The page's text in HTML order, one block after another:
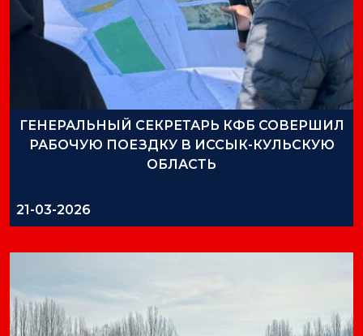
ГЕНЕРАЛЬНЫЙ СЕКРЕТАРЬ КФБ СОВЕРШИЛ
РАБОЧУЮ ПОЕЗДКУ В ИССЫК-КУЛЬСКУЮ
ОБЛАСТЬ
21-03-2026